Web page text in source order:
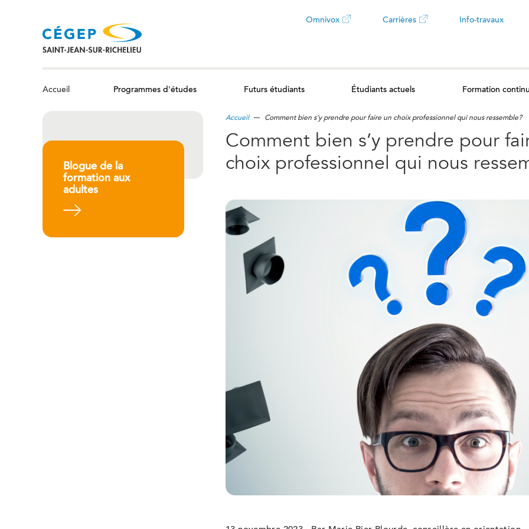
Omnivox
dans
un
Carrières
ouvrira
un
Info-travaux
Accueil Programmes d'études Futurs étudiants Étudiants actuels Formation
Blogue de la
formation aux
adultes
Accueil Comment bien s’y prendre pour faire un choix professionnel qui nous ressemble?
Comment bien s’y prendre pour
choix professionnel qui nous